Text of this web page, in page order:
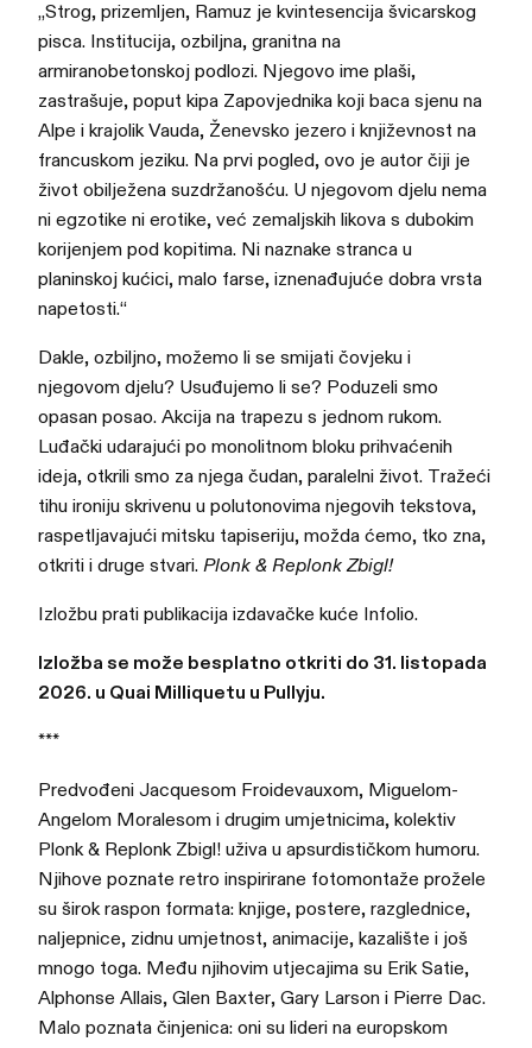
„Strog, prizemljen, Ramuz je kvintesencija švicarskog
pisca. Institucija, ozbiljna, granitna na
armiranobetonskoj podlozi. Njegovo ime plaši,
zastrašuje, poput kipa Zapovjednika koji baca sjenu na
Alpe i krajolik Vauda, Ženevsko jezero i književnost na
francuskom jeziku. Na prvi pogled, ovo je autor čiji je
život obilježena suzdržanošću. U njegovom djelu nema
ni egzotike ni erotike, već zemaljskih likova s dubokim
korijenjem pod kopitima. Ni naznake stranca u
planinskoj kućici, malo farse, iznenađujuće dobra vrsta
napetosti.“
Dakle, ozbiljno, možemo li se smijati čovjeku i
njegovom djelu? Usuđujemo li se? Poduzeli smo
opasan posao. Akcija na trapezu s jednom rukom.
Luđački udarajući po monolitnom bloku prihvaćenih
ideja, otkrili smo za njega čudan, paralelni život. Tražeći
tihu ironiju skrivenu u polutonovima njegovih tekstova,
raspetljavajući mitsku tapiseriju, možda ćemo, tko zna,
otkriti i druge stvari. Plonk & Replonk Zbigl!
Izložbu prati publikacija izdavačke kuće Infolio.
Izložba se može besplatno otkriti do 31. listopada
2026. u Quai Milliquetu u Pullyju.
***
Predvođeni Jacquesom Froidevauxom, Miguelom-
Angelom Moralesom i drugim umjetnicima, kolektiv
Plonk & Replonk Zbigl! uživa u apsurdističkom humoru.
Njihove poznate retro inspirirane fotomontaže prožele
su širok raspon formata: knjige, postere, razglednice,
naljepnice, zidnu umjetnost, animacije, kazalište i još
mnogo toga. Među njihovim utjecajima su Erik Satie,
Alphonse Allais, Glen Baxter, Gary Larson i Pierre Dac.
Malo poznata činjenica: oni su lideri na europskom